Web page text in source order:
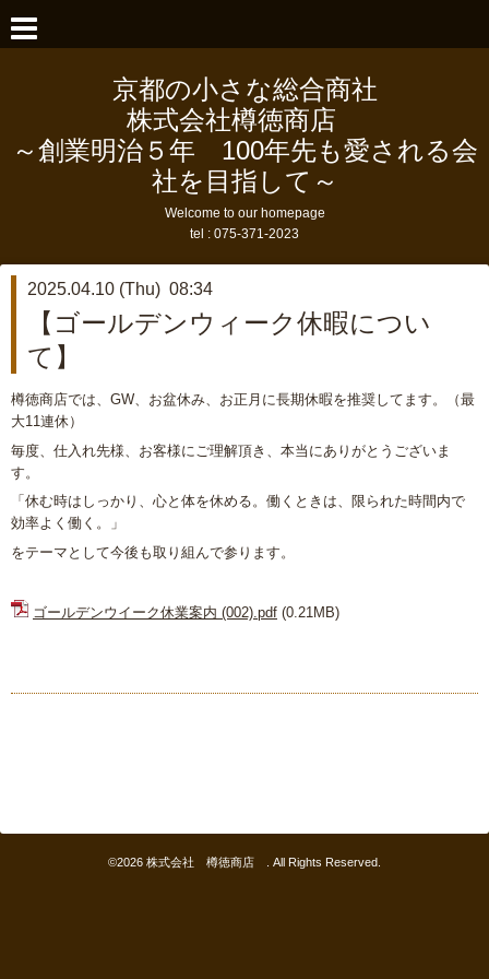
京都の小さな総合商社
株式会社樽徳商店
～創業明治５年 100年先も愛される会
社を目指して～
Welcome to our homepage
tel : 075-371-2023
2025.04.10 (Thu) 08:34
【ゴールデンウィーク休暇につい
て】
樽徳商店では、GW、お盆休み、お正月に長期休暇を推奨してます。（最
大11連休）
毎度、仕入れ先様、お客様にご理解頂き、本当にありがとうございま
す。
「休む時はしっかり、心と体を休める。働くときは、限られた時間内で
効率よく働く。」
をテーマとして今後も取り組んで参ります。
ゴールデンウイーク休業案内 (002).pdf (0.21MB)
©2026 株式会社 樽徳商店 . All Rights Reserved.